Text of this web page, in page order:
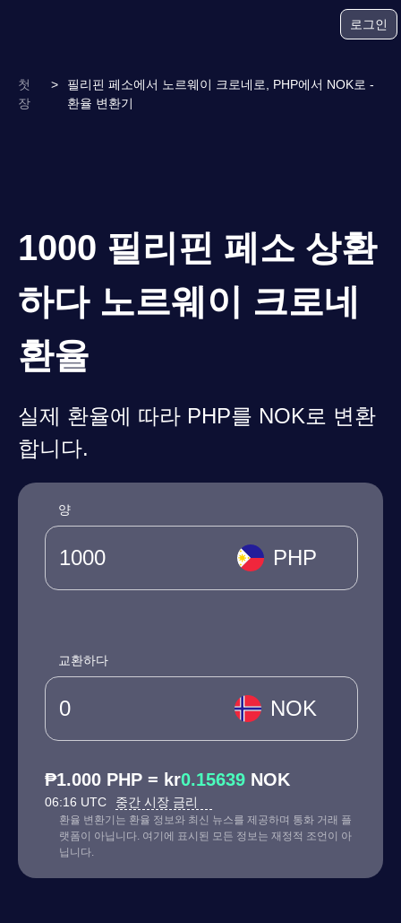
로그인
첫
장
>
필리핀 페소에서 노르웨이 크로네로, PHP에서 NOK로 -
환율 변환기
1000 필리핀 페소 상환
하다 노르웨이 크로네
환율
실제 환율에 따라 PHP를 NOK로 변환
합니다.
양
PHP
교환하다
NOK
₱1.000 PHP = kr0.15639 NOK
06:16 UTC 중간 시장 금리
환율 변환기는 환율 정보와 최신 뉴스를 제공하며 통화 거래 플
랫폼이 아닙니다. 여기에 표시된 모든 정보는 재정적 조언이 아
닙니다.